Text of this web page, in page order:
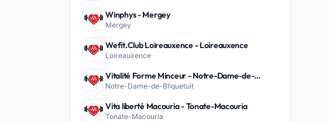
Winphys - Mergey
Mergey
Wefit.Club Loireauxence - Loireauxence
Loireauxence
Vitalité Forme Minceur - Notre-Dame-de-
Bliquetuit
Notre-Dame-de-Bliquetuit
Vita liberté Macouria - Tonate-Macouria
Tonate-Macouria